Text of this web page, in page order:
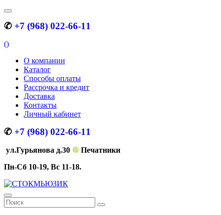
✆ +7 (968) 022-66-11
()
О компании
Каталог
Способы оплаты
Рассрочка и кредит
Доставка
Контакты
Личный кабинет
✆ +7 (968) 022-66-11
ул.Гурьянова д.30 ❿ Печатники
Пн-Сб 10-19, Вс 11-18.